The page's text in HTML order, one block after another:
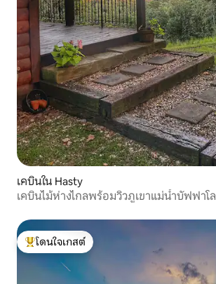
เคบินใน Hasty
เคบินไม้ห่างไกลพร้อมวิวภูเขาแม่น้ำบัฟฟาโล
โดนใจเกสต์ที่สุด
โดนใจเกสต์